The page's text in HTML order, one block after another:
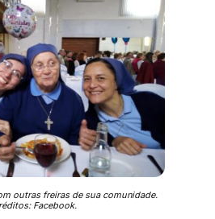
outras freiras de sua comunidade.
Facebook.